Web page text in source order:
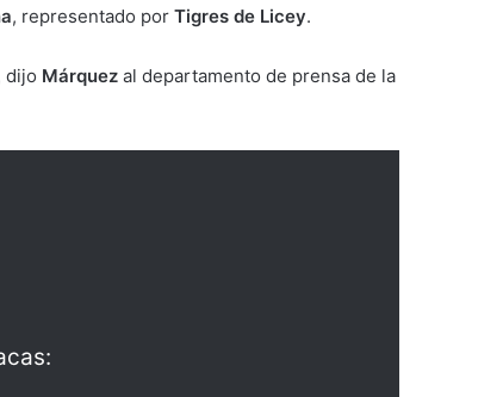
, representado por Tigres de Licey.
dijo Márquez al departamento de prensa de la